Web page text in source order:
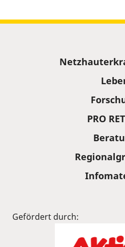
PRO
Gefördert durch: